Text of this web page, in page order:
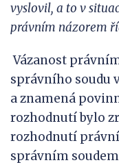
vyslovil, a to v
právním názorem
Vázanost
správního soudu
a znamená
rozhodnutí bylo
rozhodnutí
správním